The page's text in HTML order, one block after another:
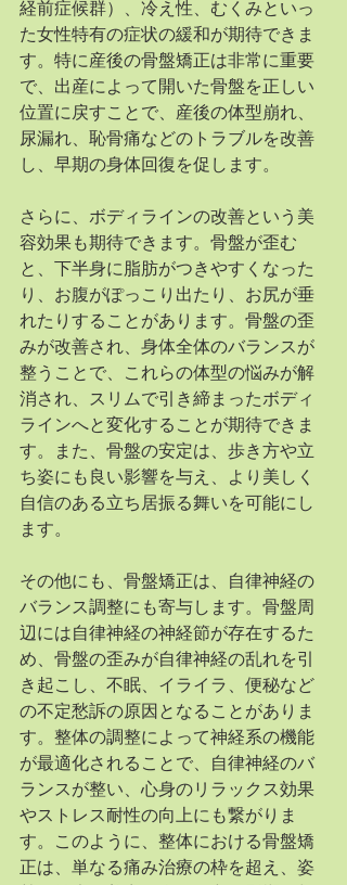
経前症候群）、冷え性、むくみといっ
た女性特有の症状の緩和が期待できま
す。特に産後の骨盤矯正は非常に重要
で、出産によって開いた骨盤を正しい
位置に戻すことで、産後の体型崩れ、
尿漏れ、恥骨痛などのトラブルを改善
し、早期の身体回復を促します。
さらに、ボディラインの改善という美
容効果も期待できます。骨盤が歪む
と、下半身に脂肪がつきやすくなった
り、お腹がぽっこり出たり、お尻が垂
れたりすることがあります。骨盤の歪
みが改善され、身体全体のバランスが
整うことで、これらの体型の悩みが解
消され、スリムで引き締まったボディ
ラインへと変化することが期待できま
す。また、骨盤の安定は、歩き方や立
ち姿にも良い影響を与え、より美しく
自信のある立ち居振る舞いを可能にし
ます。
その他にも、骨盤矯正は、自律神経の
バランス調整にも寄与します。骨盤周
辺には自律神経の神経節が存在するた
め、骨盤の歪みが自律神経の乱れを引
き起こし、不眠、イライラ、便秘など
の不定愁訴の原因となることがありま
す。整体の調整によって神経系の機能
が最適化されることで、自律神経のバ
ランスが整い、心身のリラックス効果
やストレス耐性の向上にも繋がりま
す。このように、整体における骨盤矯
正は、単なる痛み治療の枠を超え、姿